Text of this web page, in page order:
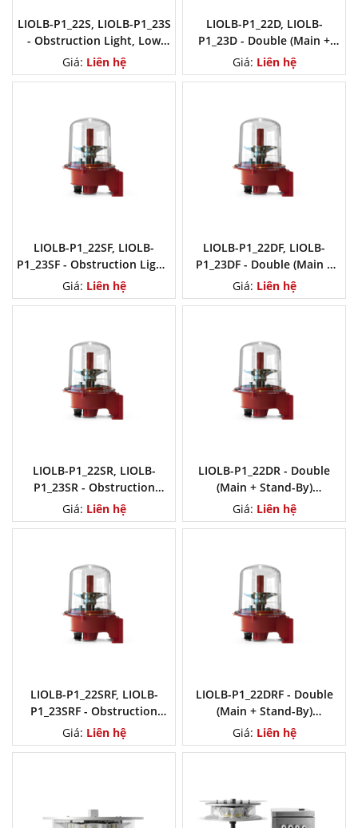
LIOLB-P1_22S, LIOLB-P1_23S
- Obstruction Light, Low
Intensity Type B
Giá: Liên hệ
LIOLB-P1_22D, LIOLB-
P1_23D - Double (Main +
Stand-By) Obstruction
Light, Low Intensity Type B
Giá: Liên hệ
LIOLB-P1_22SF, LIOLB-
P1_23SF - Obstruction Light,
Low Intensity L-810
Flashing
Giá: Liên hệ
LIOLB-P1_22DF, LIOLB-
P1_23DF - Double (Main +
Stand-By) obstruction
Light, Low Intensity L-810
Giá: Liên hệ
LIOLB-P1_22SR, LIOLB-
P1_23SR - Obstruction
Light, Low Intensity Type B,
NVG Compatible
Giá: Liên hệ
LIOLB-P1_22DR - Double
(Main + Stand-By)
obstruction Light, Low
Intensity Type B, NVG
Giá: Liên hệ
LIOLB-P1_22SRF, LIOLB-
P1_23SRF - Obstruction
Light, Low Intensity L-810
Flashing, NVG Compatible
Giá: Liên hệ
LIOLB-P1_22DRF - Double
(Main + Stand-By)
obstruction Light, Low
Intensity L-810 Flashing,
Giá: Liên hệ